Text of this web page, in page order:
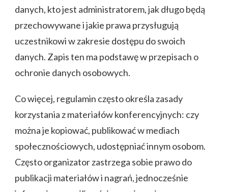
danych, kto jest administratorem, jak długo będą
przechowywane i jakie prawa przysługują
uczestnikowi w zakresie dostępu do swoich
danych. Zapis ten ma podstawę w przepisach o
ochronie danych osobowych.
Co więcej, regulamin często określa zasady
korzystania z materiałów konferencyjnych: czy
można je kopiować, publikować w mediach
społecznościowych, udostępniać innym osobom.
Często organizator zastrzega sobie prawo do
publikacji materiałów i nagrań, jednocześnie